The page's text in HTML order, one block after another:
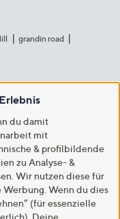
grandin road
du damit
mit
& profilbildende
zu Analyse- &
Wir nutzen diese für
Wenn du dies
(für essenzielle
Deine